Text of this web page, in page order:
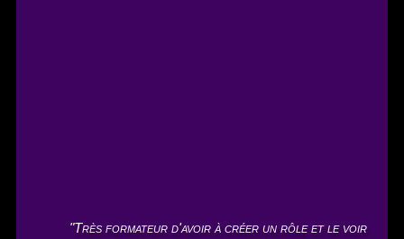
"Très formateur d'avoir à créer un rôle et le voir